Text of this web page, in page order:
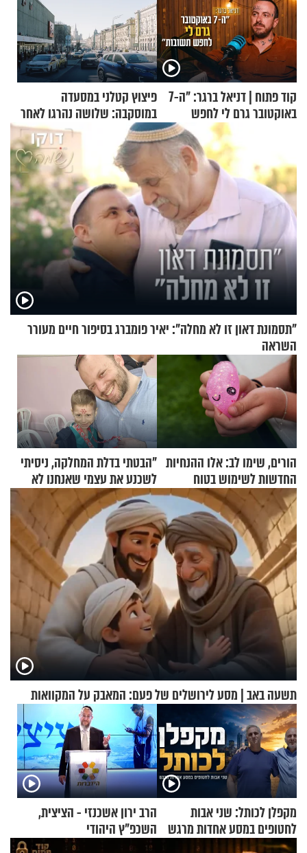
קוד פתוח | דניאל ברגר: "ה-7
באוקטובר גרם לי לחפש
פיצוץ קטלני במסעדה
במוסקבה: שלושה נהרגו לאחר
שמטען שנשאה אישה התפוצץ
"תסמונת דאון זו לא מחלה": יאיר פומברג בסיפור חיים מעורר
השראה
הורים, שימו לב: אלו ההנחיות
החדשות לשימוש בטוח
בסקווישי לאחר מקרי אשפוז
"הבטתי בדלת המחלקה, ניסיתי
לשכנע את עצמי שאנחנו לא
שייכים לשם"
תשעה באב | מסע לירושלים של פעם: המאבק על המקוואות
מקפלן לכותל: שני אבות
לחטופים במסע אחדות מרגש
הרב ירון אשכנזי - הציצית,
השכפ"ץ היהודי